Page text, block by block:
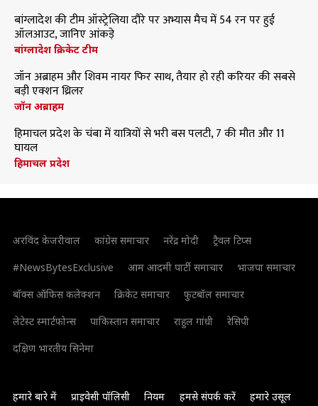
बांग्लादेश की टीम ऑस्ट्रेलिया दौरे पर अभ्यास मैच में 54 रन पर हुई
ऑलआउट, जानिए आंकड़े
बांग्लादेश क्रिकेट टीम
जॉन अब्राहम और शिवम नायर फिर साथ, तैयार हो रही करियर की सबसे
बड़ी एक्शन थ्रिलर
जॉन अब्राहम
हिमाचल प्रदेश के चंबा में यात्रियों से भरी बस पलटी, 7 की मौत और 11
घायल
हिमाचल प्रदेश
अरविंद केजरीवाल कांग्रेस समाचार नरेंद्र मोदी
ट्रैवल टिप्स
#NewsBytesExclusive
आम आदमी पार्टी समाचार
भाजपा समाचार
बॉक्स ऑफिस कलेक्शन
क्रिकेट समाचार
फुटबॉल समाचार
लेटेस्ट स्मार्टफोन्स
पाकिस्तान समाचार राहुल गांधी
रेसिपी
दक्षिण भारतीय सिनेमा
हमारे बारे में प्राइवेसी पॉलिसी नियम हमसे संपर्क करें हमारे उसूल